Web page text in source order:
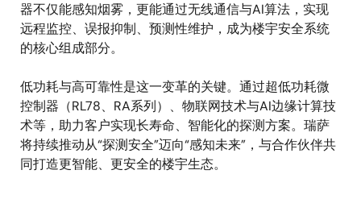
器不仅能感知烟雾，更能通过无线通信与AI算法，实现
远程监控、误报抑制、预测性维护，成为楼宇安全系统
的核心组成部分。
低功耗与高可靠性是这一变革的关键。通过超低功耗微
控制器（RL78、RA系列）、物联网技术与AI边缘计算技
术等，助力客户实现长寿命、智能化的探测方案。瑞萨
将持续推动从“探测安全”迈向“感知未来”，与合作伙伴共
同打造更智能、更安全的楼宇生态。